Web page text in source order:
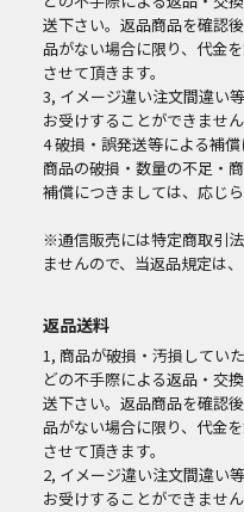
送下さい。返品商品を確認
品がない場合に限り、代金
させて頂きます。
3, イメージ違い注文間違い
お受けすることができません
4 破損・誤発送等による補
商品の破損・数量の不足・
補償につきましては、応じ
※通信販売には特定商取引
ませんので、当返品規定は
返品送料
1, 商品が破損・汚損してい
どの不手際による返品・交
送下さい。返品商品を確認
品がない場合に限り、代金
させて頂きます。
2, イメージ違い注文間違い
お受けすることができません